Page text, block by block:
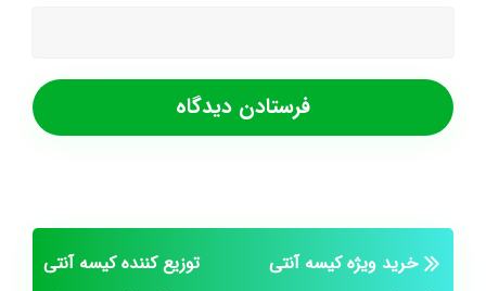
خرید ویژه کیسه آنتی
توزیع کننده کیسه آنتی